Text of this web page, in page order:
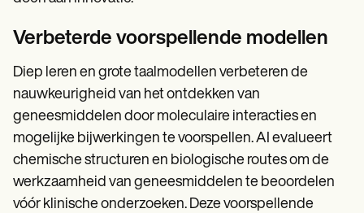
Verbeterde voorspellende modellen
Diep leren en grote taalmodellen verbeteren de
nauwkeurigheid van het ontdekken van
geneesmiddelen door moleculaire interacties en
mogelijke bijwerkingen te voorspellen. AI evalueert
chemische structuren en biologische routes om de
werkzaamheid van geneesmiddelen te beoordelen
vóór klinische onderzoeken. Deze voorspellende